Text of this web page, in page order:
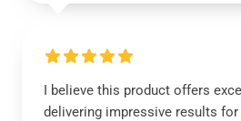
I believe this product offers
delivering impressive results